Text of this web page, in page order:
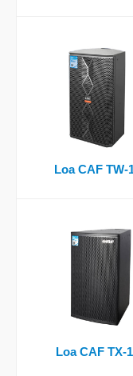
Loa CAF TW-
Loa CAF TX-